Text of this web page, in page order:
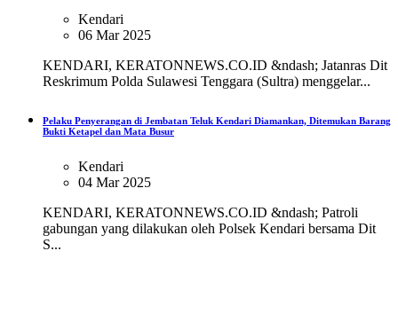
Kendari
06 Mar 2025
KENDARI, KERATONNEWS.CO.ID &ndash; Jatanras Dit
Reskrimum Polda Sulawesi Tenggara (Sultra) menggelar...
Pelaku Penyerangan di Jembatan Teluk Kendari Diamankan, Ditemukan Barang
Bukti Ketapel dan Mata Busur
Kendari
04 Mar 2025
KENDARI, KERATONNEWS.CO.ID &ndash; Patroli
gabungan yang dilakukan oleh Polsek Kendari bersama Dit
S...